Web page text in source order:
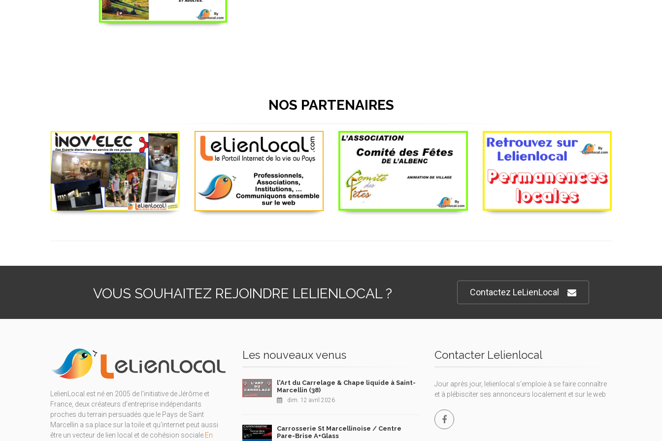
NOS PARTENAIRES
Inov’elec – Repiton,
électricien
Scierie Richard Bois Énergie
Lelienlocal-1
Comité des fêtes de
L'Albenc
Les permanences locales
VOUS SOUHAITEZ REJOINDRE LELIENLOCAL ? Contactez LeLienLocal
LelienLocal est né en 2005 de l'initiative de Jérôme et
France, deux créateurs d'entreprise indépendants
proches du terrain persuadés que le Pays de Saint
Marcellin a sa place sur la toile et qu'internet peut aussi
être un vecteur de lien local et de cohésion sociale.En
Les nouveaux venus
l'Art du Carrelage & Chape liquide à Saint-
Marcellin (38)
dim. 12 avril 2026
Carrosserie St Marcellinoise / Centre
Pare-Brise A+Glass
Contacter Lelienlocal
Jour après jour, lelienlocal s'emploie à se faire connaître
et à plébisciter ses annonceurs localement et sur le web